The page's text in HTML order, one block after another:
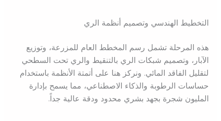
التخطيط الهندسي وتصميم أنظمة الري
هذه المرحلة تشمل رسم المخطط العام للمزرعة، وتوزيع
الآبار، وتصميم شبكات الري بالتنقيط والري تحت السطحي
لتقليل الفاقد المائي. ونركز هنا على أتمتة الأنظمة باستخدام
حساسات الرطوبة والذكاء الاصطناعي، مما يسمح بإدارة
المليون شجرة بجهد بشري محدود ودقة عالية جداً.